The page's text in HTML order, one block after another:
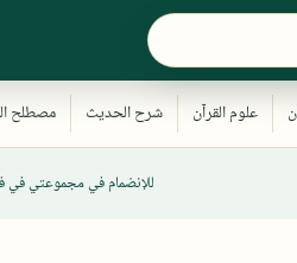
للإنضمام في مجموعتي في